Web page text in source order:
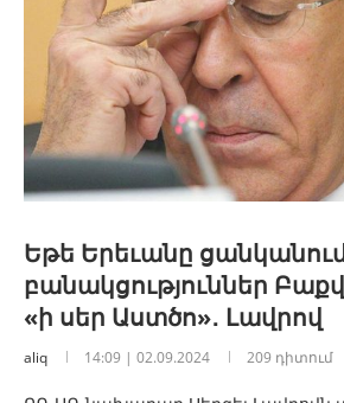
Եթե Երեւանը ցանկանում
բանակցություններ
«ի սեր Աստծո»․ Լավրով
aliq 14:09 | 02.09.2024 209 դիտում